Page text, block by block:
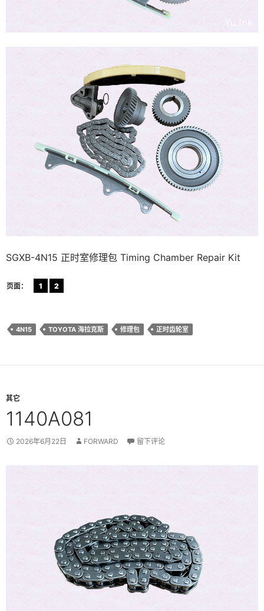
SGXB-4N15 正时室修理包 Timing Chamber Repair Kit
页面： 1 2
4N15 TOYOTA 海拉克斯 修理包 正时齿轮室
其它
1140A081
2026年6月22日 FORWARD 留下评论